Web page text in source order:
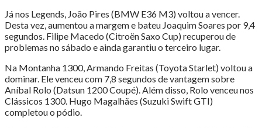
Já nos Legends, João Pires (BMW E36 M3) voltou a vencer.
Desta vez, aumentou a margem e bateu Joaquim Soares por 9,4
segundos. Filipe Macedo (Citroën Saxo Cup) recuperou de
problemas no sábado e ainda garantiu o terceiro lugar.
Na Montanha 1300, Armando Freitas (Toyota Starlet) voltou a
dominar. Ele venceu com 7,8 segundos de vantagem sobre
Aníbal Rolo (Datsun 1200 Coupé). Além disso, Rolo venceu nos
Clássicos 1300. Hugo Magalhães (Suzuki Swift GTI)
completou o pódio.